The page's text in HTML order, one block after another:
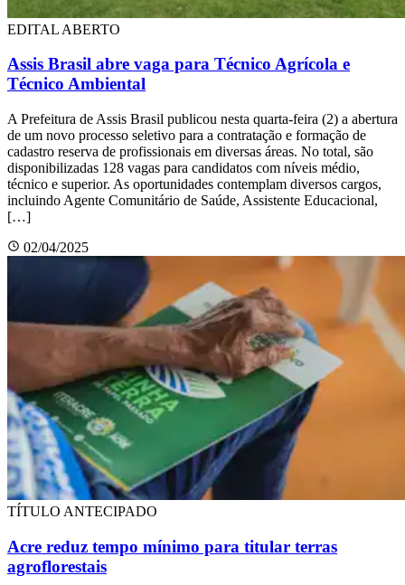
EDITAL ABERTO
Assis Brasil abre vaga para Técnico Agrícola e
Técnico Ambiental
A Prefeitura de Assis Brasil publicou nesta quarta-feira (2) a abertura
de um novo processo seletivo para a contratação e formação de
cadastro reserva de profissionais em diversas áreas. No total, são
disponibilizadas 128 vagas para candidatos com níveis médio,
técnico e superior. As oportunidades contemplam diversos cargos,
incluindo Agente Comunitário de Saúde, Assistente Educacional,
[…]
02/04/2025
TÍTULO ANTECIPADO
Acre reduz tempo mínimo para titular terras
agroflorestais